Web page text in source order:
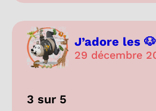
J’adore les
29 décembre
3 sur 5